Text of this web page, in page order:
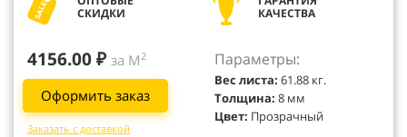
СКИДКИ
КАЧЕСТВА
4156.00 ₽ за М2
Оформить заказ
Заказать с доставкой
Параметры:
Вес листа: 61.88 кг.
Толщина: 8 мм
Цвет: Прозрачный